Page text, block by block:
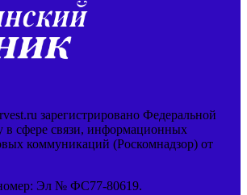
зарегистрировано Федеральной
в сфере связи, информационных
коммуникаций (Роскомнадзор) от
Эл № ФС77-80619.